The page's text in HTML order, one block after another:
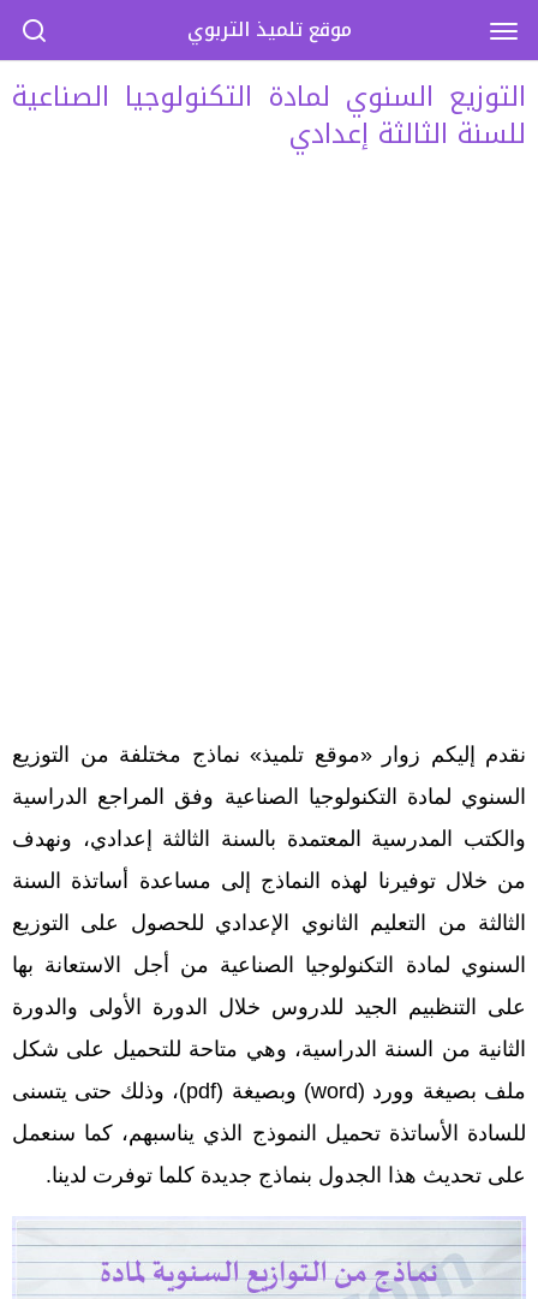
التوزيع السنوي لمادة التكنولوجيا الصناعية
للسنة الثالثة إعدادي
نقدم إليكم زوار «موقع تلميذ» نماذج مختلفة من التوزيع
السنوي لمادة التكنولوجيا الصناعية وفق المراجع الدراسية
والكتب المدرسية المعتمدة بالسنة الثالثة إعدادي، ونهدف
من خلال توفيرنا لهذه النماذج إلى مساعدة أساتذة السنة
الثالثة من التعليم الثانوي الإعدادي للحصول على التوزيع
السنوي لمادة التكنولوجيا الصناعية من أجل الاستعانة بها
على التنظبيم الجيد للدروس خلال الدورة الأولى والدورة
الثانية من السنة الدراسية، وهي متاحة للتحميل على شكل
ملف بصيغة وورد (word) وبصيغة (pdf)، وذلك حتى يتسنى
للسادة الأساتذة تحميل النموذج الذي يناسبهم، كما سنعمل
على تحديث هذا الجدول بنماذج جديدة كلما توفرت لدينا.
موقع تلميذ التربوي